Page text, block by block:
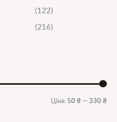
(122)
(216)
Ціна: 50 ₴ — 330 ₴